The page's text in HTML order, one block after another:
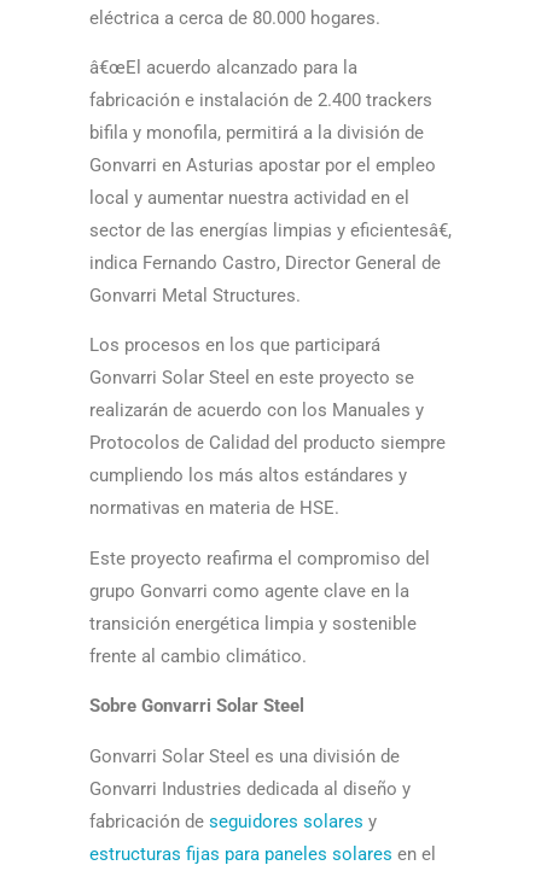
eléctrica a cerca de 80.000 hogares.
â€œEl acuerdo alcanzado para la
fabricación e instalación de 2.400 trackers
bifila y monofila, permitirá a la división de
Gonvarri en Asturias apostar por el empleo
local y aumentar nuestra actividad en el
sector de las energías limpias y eficientesâ€,
indica Fernando Castro, Director General de
Gonvarri Metal Structures.
Los procesos en los que participará
Gonvarri Solar Steel en este proyecto se
realizarán de acuerdo con los Manuales y
Protocolos de Calidad del producto siempre
cumpliendo los más altos estándares y
normativas en materia de HSE.
Este proyecto reafirma el compromiso del
grupo Gonvarri como agente clave en la
transición energética limpia y sostenible
frente al cambio climático.
Sobre Gonvarri Solar Steel
Gonvarri Solar Steel es una división de
Gonvarri Industries dedicada al diseño y
fabricación de seguidores solares y
estructuras fijas para paneles solares en el